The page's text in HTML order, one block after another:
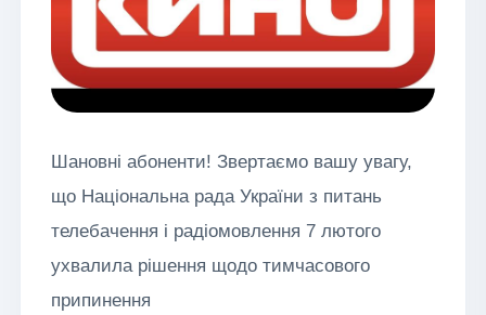
Шановні абоненти! Звертаємо вашу увагу,
що Національна рада України з питань
телебачення і радіомовлення 7 лютого
ухвалила рішення щодо тимчасового
припинення